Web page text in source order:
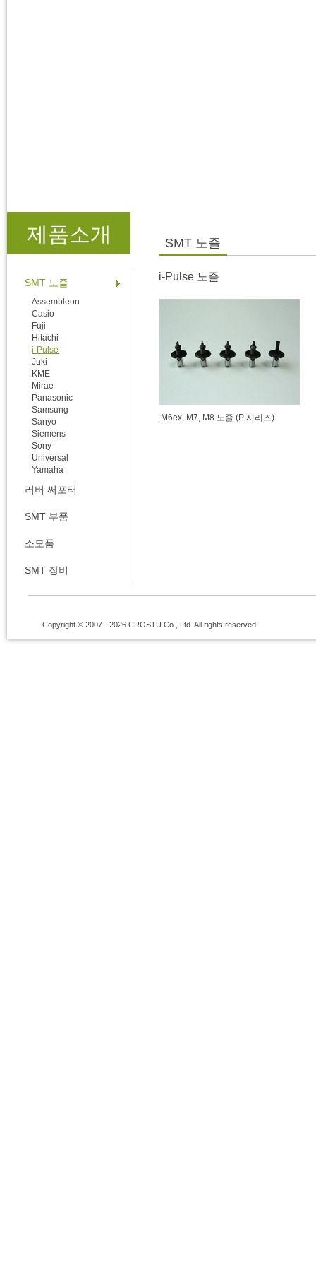
제품소개 SMT 노즐
SMT 노즐
Assembleon
Casio
Fuji
Hitachi
i-Pulse
Juki
KME
Mirae
Panasonic
Samsung
Sanyo
Siemens
Sony
Universal
Yamaha
러버 써포터
SMT 부품
소모품
SMT 장비
i-Pulse 노즐
M6ex, M7, M8 노즐 (P 시리즈)
Copyright © 2007 - 2026 CROSTU Co., Ltd. All rights reserved.